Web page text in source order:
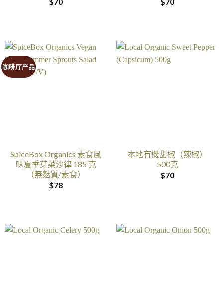
咖啡厅产品
SpiceBox Organics 素食風
味夏季芽菜沙律 185 克
（無麩質/素食）
$78
本地有機甜椒（辣椒）
500克
$70